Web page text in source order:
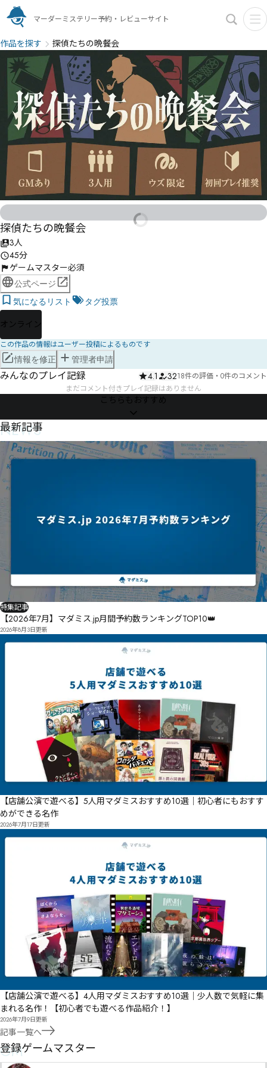
マーダーミステリー予約・レビューサイト
作品を探す 探偵たちの晩餐会
探偵たちの晩餐会
3人
45分
ゲームマスター必須
公式ページ
気になるリスト
タグ投票
オンライン
この作品の情報はユーザー投稿によるものです
情報を修正 管理者申請
みんなのプレイ記録 4.1 3218件の評価 ・ 0件のコメント
まだコメント付きプレイ記録はありません
こちらもおすすめ
NEWS
最新記事
特集記事
【2026年7月】マダミス.jp月間予約数ランキングTOP10👑
2026年8月3日更新
【店舗公演で遊べる】5人用マダミスおすすめ10選｜初心者にもおすす
めができる名作
2026年7月17日更新
【店舗公演で遊べる】4人用マダミスおすすめ10選｜少人数で気軽に集
まれる名作！【初心者でも遊べる作品紹介！】
2026年7月9日更新
記事一覧へ
GM
登録ゲームマスター